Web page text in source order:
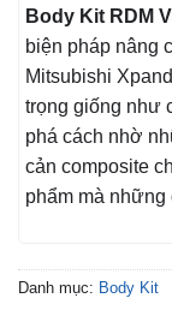
Body Kit RDM
biện pháp nâng
Mitsubishi
trọng giống như
phá cách nhờ
cản composite
phẩm mà những
Danh mục: Body Kit